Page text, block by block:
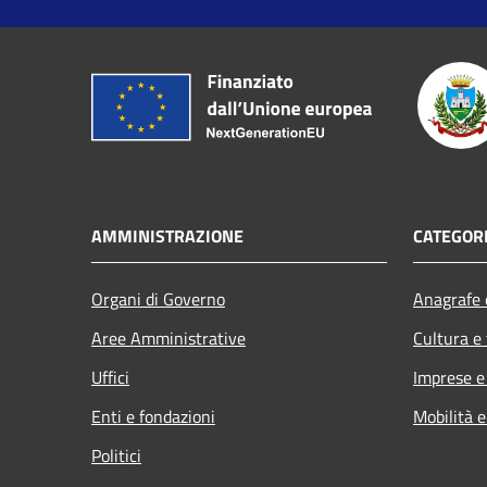
AMMINISTRAZIONE
Organi di Governo
Aree Amministrative
Uffici
Enti e fondazioni
Politici
Cultura
Imprese
Mobilità